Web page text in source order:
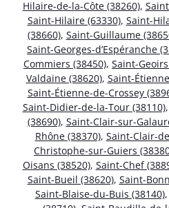
Hilaire-de-la-Côte (38260),
Saint-Hilaire (63330), Saint-
(38660), Saint-Guillaume
Saint-Georges-d’Espéranche
Commiers (38450), Saint-
Valdaine (38620), Saint-
Saint-Étienne-de-Crossey
Saint-Didier-de-la-Tour (38110),
(38690), Saint-Clair-sur-
Rhône (38370), Saint-Clair-
Christophe-sur-Guiers
Oisans (38520), Saint-Chef
Saint-Bueil (38620), Saint-
Saint-Blaise-du-Buis (38140),